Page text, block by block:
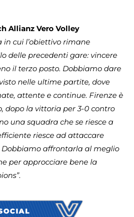
Allianz Vero Volley
in cui l’obiettivo rimane
delle precedenti gare: vincere
il terzo posto. Dobbiamo dare
nelle ultime partite, dove
attente e continue. Firenze è
dopo la vittoria per 3-0 contro
una squadra che se riesce a
riesce ad attaccare
affrontarla al meglio
per approcciare bene la